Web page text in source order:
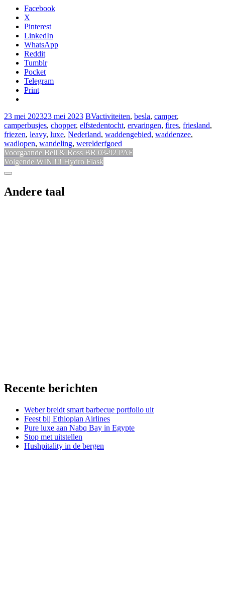
Facebook
X
Pinterest
LinkedIn
WhatsApp
Reddit
Tumblr
Pocket
Telegram
Print
23 mei 202323 mei 2023 BVactiviteiten, besla, camper,
camperbusjes, chopper, elfstedentocht, ervaringen, fires, friesland,
friezen, leavy, luxe, Nederland, waddengebied, waddenzee,
wadlopen, wandeling, werelderfgoed
Bericht
navigatie
Voorgaande Vorig
bericht:
Bell & Ross BR 03-92 PAF
Volgende Volgend
WIN !!! Hydro Flask
Sidebar
Andere taal
Recente berichten
Weber breidt smart barbecue portfolio uit
Feest bij Ethiopian Airlines
Pure luxe aan Nabq Bay in Egypte
Stop met uitstellen
Hushpitality in de bergen